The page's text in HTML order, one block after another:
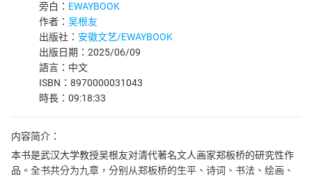
旁白： EWAYBOOK
作者： 吴根友
出版社： 安徽文艺/EWAYBOOK
出版日期：2025/06/09
語言：中文
ISBN：8970000031043
時長：09:18:33
内容简介：
本书是武汉大学教授吴根友对清代著名文人画家郑板桥的研究性作
品。全书共分为九章，分别从郑板桥的生平、诗词、书法、绘画、